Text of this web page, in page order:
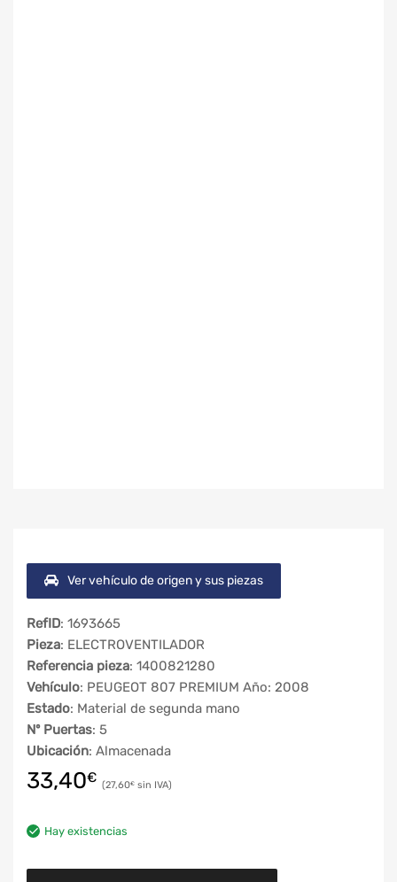
Ver vehículo de origen y sus piezas
RefID: 1693665
Pieza: ELECTROVENTILADOR
Referencia pieza: 1400821280
Vehículo: PEUGEOT 807 PREMIUM Año: 2008
Estado: Material de segunda mano
Nº Puertas: 5
Ubicación: Almacenada
33,40€ 27,60€
Hay existencias